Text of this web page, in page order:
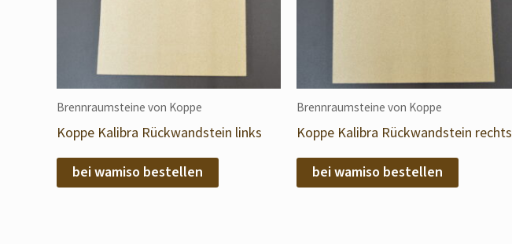
Brennraumsteine von Koppe
Koppe Kalibra Rückwandstein links
bei wamiso bestellen
Brennraumsteine von Koppe
Koppe Kalibra Rückwandstein rechts
bei wamiso bestellen